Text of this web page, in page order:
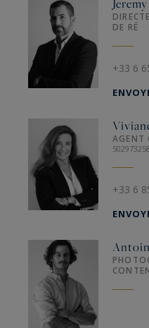
Jeremy
DE RÉ
+33 6
AGENT
+33 6